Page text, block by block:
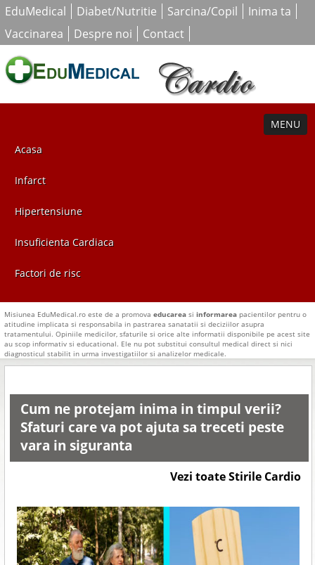
EduMedical Diabet/Nutritie Sarcina/Copil
Inima ta
Vaccinarea
Despre noi Contact
MENU
Acasa
Infarct
Hipertensiune
Insuficienta Cardiaca
Factori de risc
Misiunea EduMedical.ro este de a promovaeducarea siinformarea pacientilor pentru o
atitudine implicata si responsabila in pastrarea sanatatii si deciziilor asupra
tratamentului. Opiniile medicilor, sfaturile si orice alte informatii disponibile pe acest site
au scop informativ si educational. Ele nu pot substitui consultul medical direct si nici
diagnosticul stabilit in urma investigatiilor si analizelor medicale.
Cum ne protejam inima in timpul verii?
Sfaturi care va pot ajuta sa treceti peste
vara in siguranta
Vezi toate Stirile Cardio